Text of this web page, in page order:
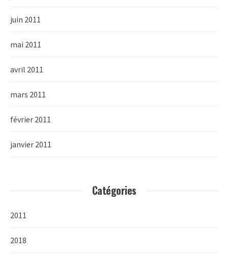
juin 2011
mai 2011
avril 2011
mars 2011
février 2011
janvier 2011
Catégories
2011
2018